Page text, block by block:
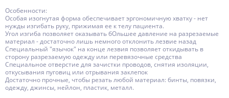
Особенности:
Особая изогнутая форма обеспечивает эргономичную хватку - нет
нужды изгибать руку, прижимая ее к телу пациента.
Угол изгиба позволяет оказывать бОльшее давление на разрезаемые
материал - достаточно лишь немного отклонить лезвие назад
Специальный "язычок" на конце лезвия позволяет откидывать в
сторону разрезаемую одежду или перевязочные средства
Специальное отверстие для зачистки проводов, снятия изоляции,
откусывания пуговиц или отрывания заклепок
Достаточно прочные, чтобы резать любой материал: бинты, повязки,
одежду, джинсы, нейлон, пластик, металл.